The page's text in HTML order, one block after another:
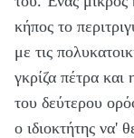
κήπος το
με τις
γκρίζα πέτρα
του δεύτερου
ο ιδιοκτήτης να'